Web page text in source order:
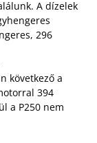
A dízelek
296
következő a
394
a P250 nem